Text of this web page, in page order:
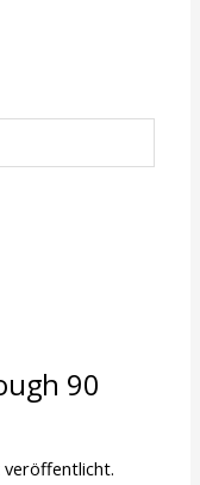
90
veröffentlicht.